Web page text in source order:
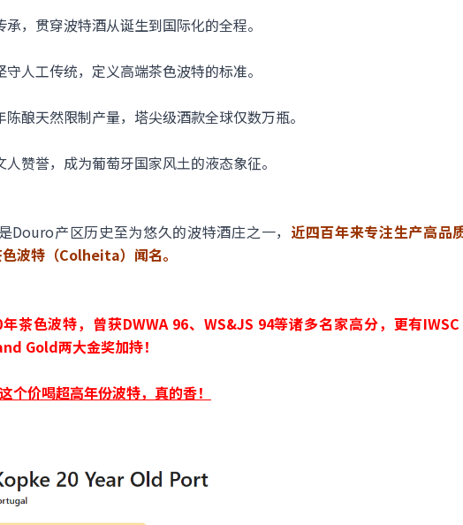
，贯穿波特酒从诞生到国际化的全程。
人工传统，定义高端茶色波特的标准。
酿天然限制产量，塔尖级酒款全球仅数万瓶。
赞誉，成为葡萄牙国家风土的液态象征。
Douro产区历史至为悠久的波特酒庄之一， 近四百年来专注生产高品
波特（Colheita）闻名。
茶色波特，曾获DWWA 96、WS&JS 94等诸多名家高分，更有
Gold两大金奖加持！
个价喝超高年份波特，真的香！